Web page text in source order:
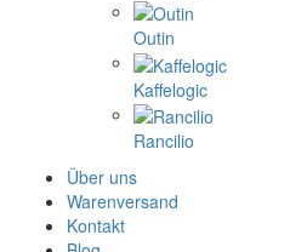
Outin
Kaffelogic
Rancilio
Über uns
Warenversand
Kontakt